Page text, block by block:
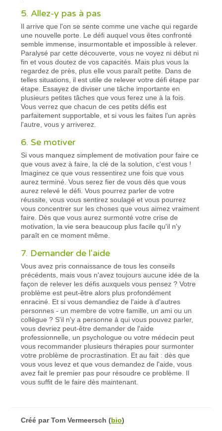
5. Allez-y pas à pas
Il arrive que l'on se sente comme une vache qui regarde
une nouvelle porte. Le défi auquel vous êtes confronté
semble immense, insurmontable et impossible à relever.
Paralysé par cette découverte, vous ne voyez ni début ni
fin et vous doutez de vos capacités. Mais plus vous la
regardez de près, plus elle vous paraît petite. Dans de
telles situations, il est utile de relever votre défi étape par
étape. Essayez de diviser une tâche importante en
plusieurs petites tâches que vous ferez une à la fois.
Vous verrez que chacun de ces petits défis est
parfaitement supportable, et si vous les faites l'un après
l'autre, vous y arriverez.
6. Se motiver
Si vous manquez simplement de motivation pour faire ce
que vous avez à faire, la clé de la solution, c'est vous !
Imaginez ce que vous ressentirez une fois que vous
aurez terminé. Vous serez fier de vous dès que vous
aurez relevé le défi. Vous pourrez parler de votre
réussite, vous vous sentirez soulagé et vous pourrez
vous concentrer sur les choses que vous aimez vraiment
faire. Dès que vous aurez surmonté votre crise de
motivation, la vie sera beaucoup plus facile qu'il n'y
paraît en ce moment même.
7. Demander de l'aide
Vous avez pris connaissance de tous les conseils
précédents, mais vous n'avez toujours aucune idée de la
façon de relever les défis auxquels vous pensez ? Votre
problème est peut-être alors plus profondément
enraciné. Et si vous demandiez de l'aide à d'autres
personnes - un membre de votre famille, un ami ou un
collègue ? S'il n'y a personne à qui vous pouvez parler,
vous devriez peut-être demander de l'aide
professionnelle, un psychologue ou votre médecin peut
vous recommander plusieurs thérapies pour surmonter
votre problème de procrastination. Et au fait : dès que
vous vous levez et que vous demandez de l'aide, vous
avez fait le premier pas pour résoudre ce problème. Il
vous suffit de le faire dès maintenant.
Créé parTom Vermeersch (bio)